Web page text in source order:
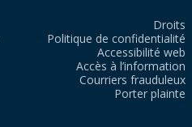
Droits
Politique de confidentialité
Accessibilité web
Accès à l’information
Courriers frauduleux
Porter plainte